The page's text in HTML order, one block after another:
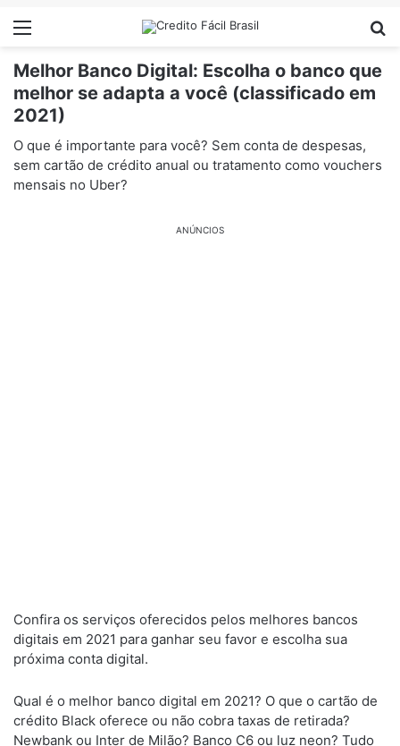
Menu
Melhor Banco Digital: Escolha o banco que
melhor se adapta a você (classificado em
2021)
O que é importante para você? Sem conta de despesas,
sem cartão de crédito anual ou tratamento como vouchers
mensais no Uber?
ANÚNCIOS
Confira os serviços oferecidos pelos melhores bancos
digitais em 2021 para ganhar seu favor e escolha sua
próxima conta digital.
Qual é o melhor banco digital em 2021? O que o cartão de
crédito Black oferece ou não cobra taxas de retirada?
Newbank ou Inter de Milão? Banco C6 ou luz neon? Tudo